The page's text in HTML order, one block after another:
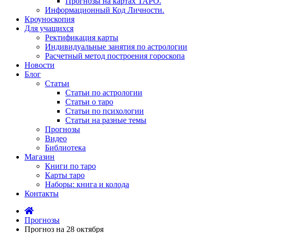
Информационный Код Личности.
Кроуноскопия
Для учащихся
Ректификация карты
Индивидуальные занятия по астрологии
Расчетный метод построения гороскопа
Новости
Блог
Статьи
Статьи по астрологии
Статьи о таро
Статьи по психологии
Статьи на разные темы
Прогнозы
Видео
Библиотека
Магазин
Книги по таро
Карты таро
Наборы: книга и колода
Контакты
Прогнозы
Прогноз на 28 октября